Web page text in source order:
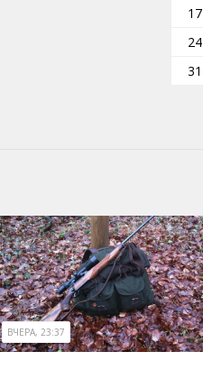
17
24
31
ВЧЕРА, 23:37